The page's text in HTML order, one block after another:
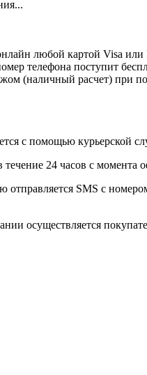
любой картой Visa
телефона поступит
(наличный расчет) при
с помощью
течение 24 часов с
отправляется SMS с
осуществляется